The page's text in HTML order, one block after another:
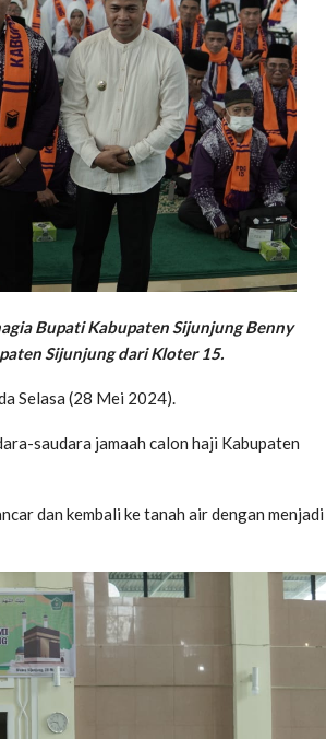
Bupati Kabupaten Sijunjung Benny
Sijunjung dari Kloter 15.
Selasa (28 Mei 2024).
saudara jamaah calon haji Kabupaten
dan kembali ke tanah air dengan menjadi